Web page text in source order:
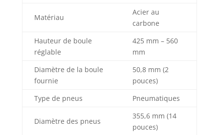
remorquage est
votre option idéale
remorques de
bateau, vos
utilitaires, vos
remorques de fret
remorques de
petite et moyenne
taille dans des
Matériau
Acier au
carbone
Hauteur de boule
réglable
425 mm – 560
mm
Diamètre de la boule
fournie
50,8 mm (2
pouces)
Type de pneus
Pneumatiques
Diamètre des pneus
355,6 mm (14
pouces)